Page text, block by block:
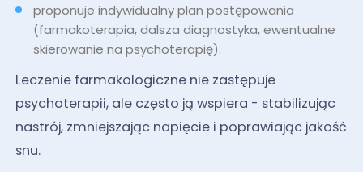
proponuje indywidualny plan postępowania
(farmakoterapia, dalsza diagnostyka, ewentualne
skierowanie na psychoterapię).
Leczenie farmakologiczne nie zastępuje
psychoterapii, ale często ją wspiera - stabilizując
nastrój, zmniejszając napięcie i poprawiając jakość
snu.